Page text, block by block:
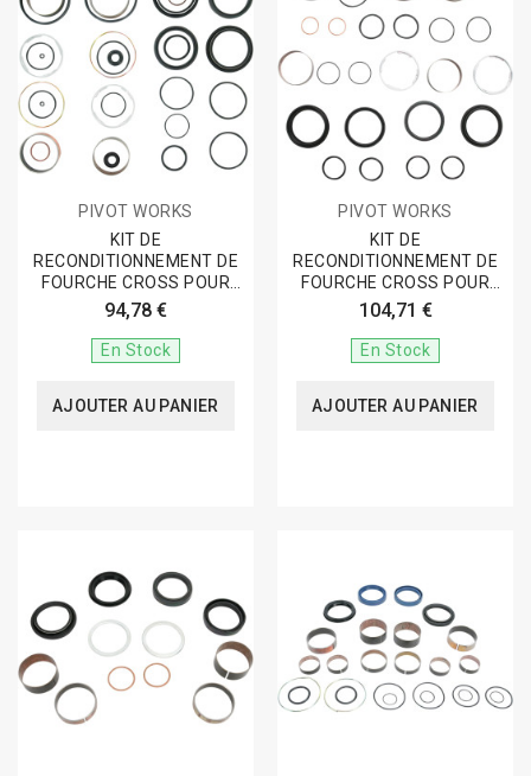
PIVOT WORKS
KIT DE
RECONDITIONNEMENT DE
FOURCHE CROSS POUR
YF250F '10, YZ450F '10.
94,78 €
En Stock
AJOUTER AU PANIER
PIVOT WORKS
KIT DE
RECONDITIONNEMENT DE
FOURCHE CROSS POUR
YZ125-250 2005-08
104,71 €
En Stock
AJOUTER AU PANIER